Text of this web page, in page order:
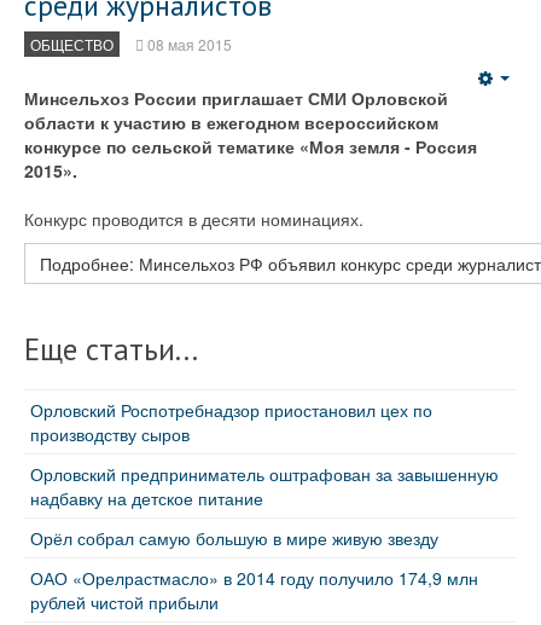
ОБЩЕСТВО 08 мая 2015
Минсельхоз России приглашает СМИ Орловской
области к участию в ежегодном всероссийском
конкурсе по сельской тематике «Моя земля - Россия
2015».
Конкурс проводится в десяти номинациях.
Подробнее: Минсельхоз РФ объявил конкурс среди
Еще статьи...
Орловский Роспотребнадзор приостановил цех по
производству сыров
Орловский предприниматель оштрафован за завышенную
надбавку на детское питание
Орёл собрал самую большую в мире живую звезду
ОАО «Орелрастмасло» в 2014 году получило 174,9 млн
рублей чистой прибыли